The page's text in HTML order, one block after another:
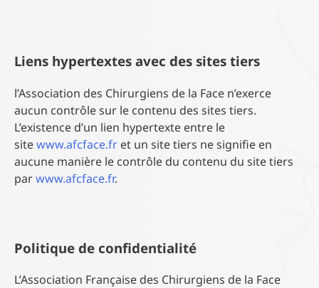
Liens hypertextes avec des sites tiers
l’Association des Chirurgiens de la Face n’exerce
aucun contrôle sur le contenu des sites tiers.
L’existence d’un lien hypertexte entre le
sitewww.afcface.fr et un site tiers ne signifie en
aucune manière le contrôle du contenu du site tiers
parwww.afcface.fr.
Politique de confidentialité
L’Association Française des Chirurgiens de la Face